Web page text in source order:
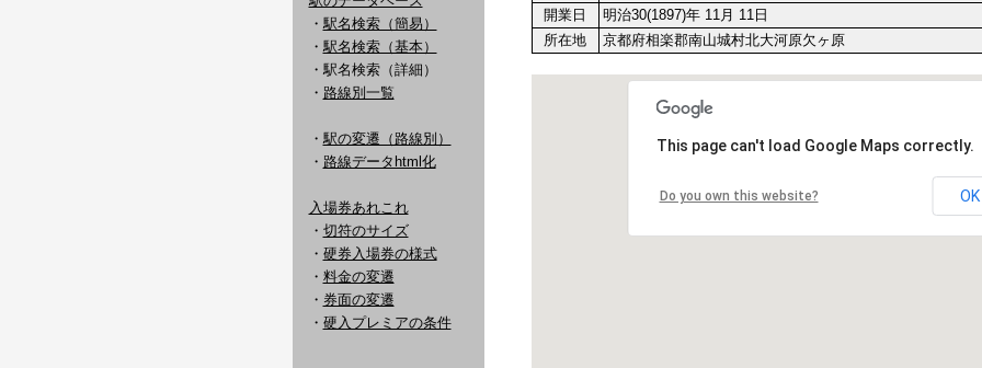
・ 駅名検索（簡易）
・ 駅名検索（基本）
・駅名検索（詳細）
・ 路線別一覧
・ 駅の変遷（路線別）
・ 路線データhtml化
入場券あれこれ
・ 切符のサイズ
・ 硬券入場券の様式
・ 料金の変遷
・ 券面の変遷
・ 硬入プレミアの条件
開業日
明治30(1897)年 11月 11日
所在地
京都府相楽郡南山城村北大河原欠ヶ原